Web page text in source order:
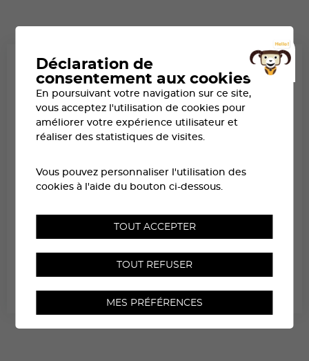
REDESCENDRE DE ZINAL
RETOUR ZINAL → SIERRE DÈS 12H
Déclaration de
consentement aux cookies
En poursuivant votre navigation sur ce site,
vous acceptez l'utilisation de cookies pour
améliorer votre expérience utilisateur et
réaliser des statistiques de visites.
Vous pouvez personnaliser l'utilisation des
cookies à l'aide du bouton ci-dessous.
TOUT ACCEPTER
TOUT REFUSER
MES PRÉFÉRENCES